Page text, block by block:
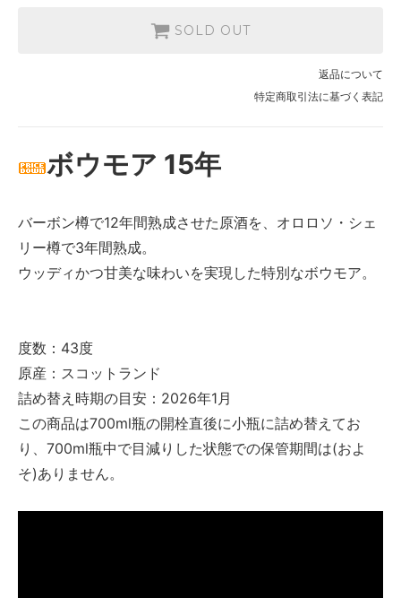
SOLD OUT
返品について
特定商取引法に基づく表記
ボウモア 15年
バーボン樽で12年間熟成させた原酒を、オロロソ・シェ
リー樽で3年間熟成。
ウッディかつ甘美な味わいを実現した特別なボウモア。
度数：43度
原産：スコットランド
詰め替え時期の目安：2026年1月
この商品は700ml瓶の開栓直後に小瓶に詰め替えてお
り、700ml瓶中で目減りした状態での保管期間は(およ
そ)ありません。